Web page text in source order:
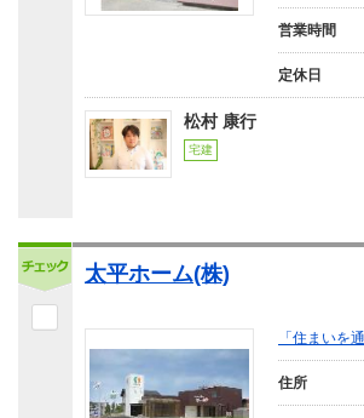
営業時間
定休日
松村 康行
宅建
太平ホーム(株)
「住まいを
住所